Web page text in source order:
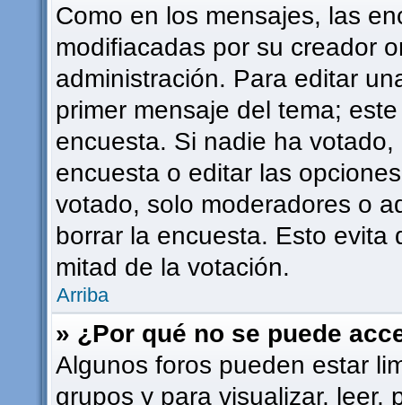
Como en los mensajes, las
modifiacadas por su creador
administración. Para editar
primer mensaje del tema;
encuesta. Si nadie ha
encuesta o editar las
votado, solo moderadores o
borrar la encuesta. Esto evita
mitad de la votación.
Arriba
» ¿Por qué no se puede
Algunos foros pueden estar
grupos y para visualizar, leer,